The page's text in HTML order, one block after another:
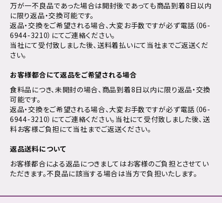
万が一不良品であった場合は開封後であっても商品到着8日以内
に限り返品・交換可能です。
返品・交換をご希望される場合、大変お手数ですが必ず電話（06-
6944-3210）にてご連絡ください。
当社にて受付致しました後、送料着払いにて当社までご返送くだ
さい。
お客様都合にて返品をご希望される場合
食料品につき、未開封の場合、商品到着8日以内に限り返品・交換
可能です。
返品・交換をご希望される場合、大変お手数ですが必ず電話（06-
6944-3210）にてご連絡ください。当社にて受付致しました後、送
料お客様ご負担にて当社までご返送ください。
返品送料について
お客様都合による返品につきましてはお客様のご負担とさせてい
ただきます。不良品に該当する場合は当方で負担いたします。